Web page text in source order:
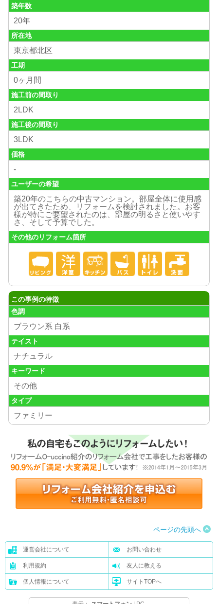
築年数
20年
所在地
東京都北区
工期
0ヶ月間
施工前の間取り
2LDK
施工後の間取り
3LDK
価格
-
ユーザーの希望
築20年のこちらの中古マンション。部屋全体に使用感
が出てきたため、リフォームを検討されました。お客
様が特にご要望されたのは、部屋の明るさと使いやす
さ、そして予算でした。
その他のリフォーム箇所
この事例の特徴
色調
ブラウン系 白系
テイスト
ナチュラル
キーワード
その他
タイプ
ファミリー
ページの先頭へ
運営会社について お問い合わせ
利用規約 友人に教える
個人情報について サイトTOPへ